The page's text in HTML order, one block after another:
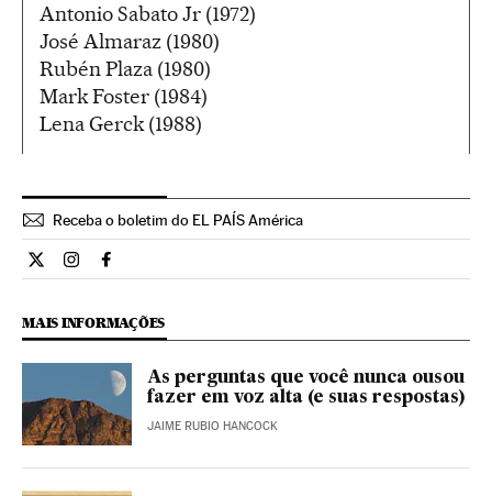
Antonio Sabato Jr (1972)
José Almaraz (1980)
Rubén Plaza (1980)
Mark Foster (1984)
Lena Gerck (1988)
Receba o boletim do EL PAÍS América
Estilo El País Brasil en Twitter
Estilo El País Brasil en Instagram
Estilo El País Brasil en Facebook
MAIS INFORMAÇÕES
As perguntas que você nunca ousou
fazer em voz alta (e suas respostas)
JAIME RUBIO HANCOCK